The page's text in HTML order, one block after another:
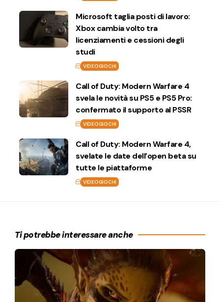
Microsoft taglia posti di lavoro:
Xbox cambia volto tra
licenziamenti e cessioni degli
studi
VIDEOGIOCHI
Call of Duty: Modern Warfare 4
svela le novità su PS5 e PS5 Pro:
confermato il supporto al PSSR
VIDEOGIOCHI
Call of Duty: Modern Warfare 4,
svelate le date dell’open beta su
tutte le piattaforme
VIDEOGIOCHI
Ti potrebbe interessare anche